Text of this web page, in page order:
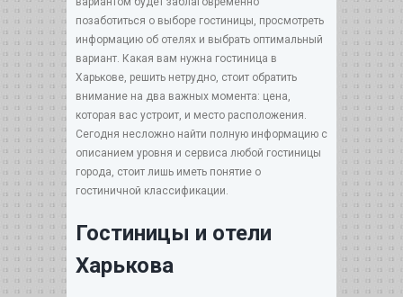
позаботиться о выборе гостиницы, просмотреть
информацию об отелях и выбрать оптимальный
вариант. Какая вам нужна гостиница в
Харькове, решить нетрудно, стоит обратить
внимание на два важных момента: цена,
которая вас устроит, и место расположения.
Сегодня несложно найти полную информацию с
описанием уровня и сервиса любой гостиницы
города, стоит лишь иметь понятие о
гостиничной классификации.
Гостиницы и отели
Харькова